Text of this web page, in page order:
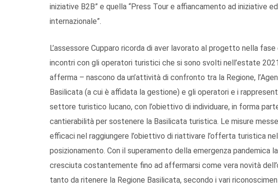
iniziative B2B” e quella “Press Tour e affiancamento ad iniziative
internazionale”.
L’assessore Cupparo ricorda di aver lavorato al progetto nella
incontri con gli operatori turistici che si sono svolti nell’estate
afferma – nascono da un’attività di confronto tra la Regione,
Basilicata (a cui è affidata la gestione) e gli operatori e i
settore turistico lucano, con l’obiettivo di individuare, in forma
cantierabilità per sostenere la Basilicata turistica. Le misure
efficaci nel raggiungere l’obiettivo di riattivare l’offerta turistica
posizionamento. Con il superamento della emergenza pandemica
cresciuta costantemente fino ad affermarsi come vera novità
tanto da ritenere la Regione Basilicata, secondo i vari